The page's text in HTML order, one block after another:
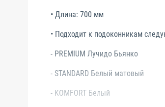
• Длина: 700 мм
• Подходит к подоконникам
- PREMIUM Лучидо Бьянко
- STANDARD Белый матовый
- KOMFORT Белый